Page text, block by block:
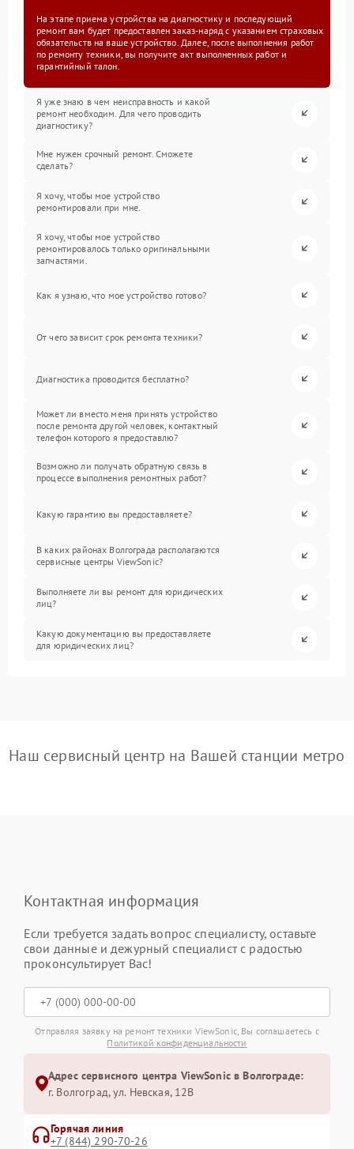
На этапе приема устройства на диагностику и последующий
ремонт вам будет предоставлен заказ-наряд с указанием страховых
обязательств на ваше устройство. Далее, после выполнения работ
по ремонту техники, вы получите акт выполненных работ и
гарантийный талон.
Я уже знаю в чем неисправность и какой
ремонт необходим. Для чего проводить
диагностику?
Мне нужен срочный ремонт. Сможете
сделать?
Я хочу, чтобы мое устройство
ремонтировали при мне.
Я хочу, чтобы мое устройство
ремонтировалось только оригинальными
запчастями.
Как я узнаю, что мое устройство готово?
От чего зависит срок ремонта техники?
Диагностика проводится бесплатно?
Может ли вместо меня принять устройство
после ремонта другой человек, контактный
телефон которого я предоставлю?
Возможно ли получать обратную связь в
процессе выполнения ремонтных работ?
Какую гарантию вы предоставляете?
В каких районах Волгограда располагаются
сервисные центры ViewSonic?
Выполняете ли вы ремонт для юридических
лиц?
Какую документацию вы предоставляете
для юридических лиц?
Наш сервисный центр на Вашей станции метро
Контактная информация
Если требуется задать вопрос специалисту, оставьте
свои данные и дежурный специалист с радостью
проконсультирует Вас!
Отправляя заявку на ремонт техники ViewSonic, Вы соглашаетесь с
Политикой конфиденциальности
Адрес сервисного центра ViewSonic в Волгограде:
г. Волгоград, ул. Невская, 12В
Горячая линия
+7 (844) 290-70-26